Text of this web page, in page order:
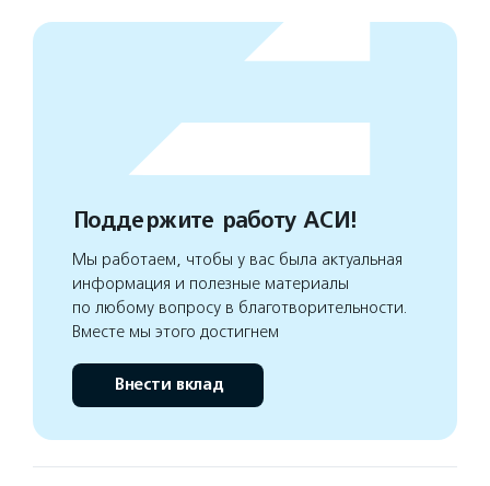
Поддержите работу АСИ!
Мы работаем, чтобы у вас была актуальная
информация и полезные материалы
по любому вопросу в благотворительности.
Вместе мы этого достигнем
Внести вклад